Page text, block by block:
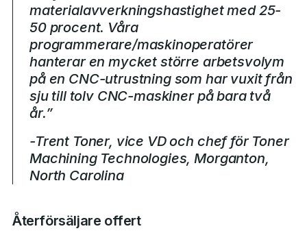
materialavverkningshastighet med 25-
50 procent. Våra
programmerare/maskinoperatörer
hanterar en mycket större arbetsvolym
på en CNC-utrustning som har vuxit från
sju till tolv CNC-maskiner på bara två
år.”
-Trent Toner, vice VD och chef för Toner
Machining Technologies, Morganton,
North Carolina
Återförsäljare offert